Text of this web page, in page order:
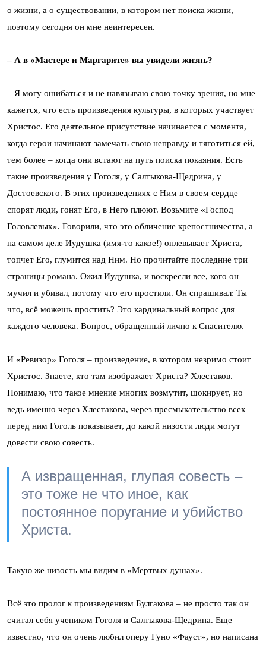
о жизни, а о существовании, в котором нет поиска жизни,
поэтому сегодня он мне неинтересен.
– А в «Мастере и Маргарите» вы увидели жизнь?
– Я могу ошибаться и не навязываю свою точку зрения, но мне
кажется, что есть произведения культуры, в которых участвует
Христос. Его деятельное присутствие начинается с момента,
когда герои начинают замечать свою неправду и тяготиться ей,
тем более – когда они встают на путь поиска покаяния. Есть
такие произведения у Гоголя, у Салтыкова-Щедрина, у
Достоевского. В этих произведениях с Ним в своем сердце
спорят люди, гонят Его, в Него плюют. Возьмите «Господ
Головлевых». Говорили, что это обличение крепостничества, а
на самом деле Иудушка (имя-то какое!) оплевывает Христа,
топчет Его, глумится над Ним. Но прочитайте последние три
страницы романа. Ожил Иудушка, и воскресли все, кого он
мучил и убивал, потому что его простили. Он спрашивал: Ты
что, всё можешь простить? Это кардинальный вопрос для
каждого человека. Вопрос, обращенный лично к Спасителю.
И «Ревизор» Гоголя – произведение, в котором незримо стоит
Христос. Знаете, кто там изображает Христа? Хлестаков.
Понимаю, что такое мнение многих возмутит, шокирует, но
ведь именно через Хлестакова, через пресмыкательство всех
перед ним Гоголь показывает, до какой низости люди могут
довести свою совесть.
А извращенная, глупая совесть –
это тоже не что иное, как
постоянное поругание и убийство
Христа.
Такую же низость мы видим в «Мертвых душах».
Всё это пролог к произведениям Булгакова – не просто так он
считал себя учеником Гоголя и Салтыкова-Щедрина. Еще
известно, что он очень любил оперу Гуно «Фауст», но написана